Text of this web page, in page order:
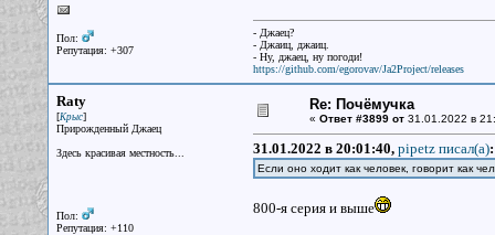
Пол:
Репутация: +307
- Джаец?
- Джаиц, джаиц.
- Ну, джаец, ну погоди!
https://github.com/egorovav/Ja2Project/releases
Raty
[Крыс]
Прирожденный Джаец
Здесь красивая местность...
Пол:
Репутация: +110
Re: Почёмучка
« Ответ #3899 от31.01.2022 в
31.01.2022 в 20:01:40, pipetz писал(a):
Если оно ходит как человек, говорит как
800-я серия и выше